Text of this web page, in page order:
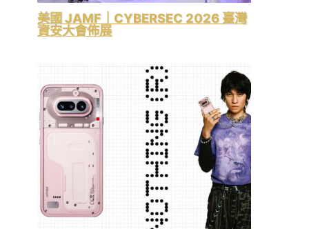
美國 JAMF｜CYBERSEC 2026 臺灣
資安大會佈展